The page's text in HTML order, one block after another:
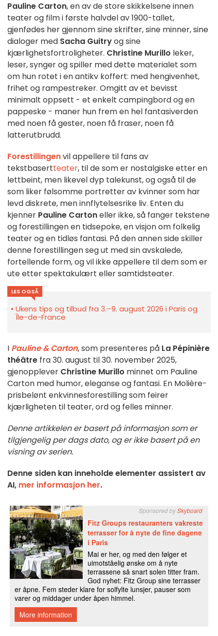
Pauline Carton, en av de store skikkelsene innen
teater og film i første halvdel av 1900-tallet,
gjenfødes her gjennom sine skrifter, sine minner, sine
dialoger med Sacha Guitryog sine
kjærlighetsfortroligheter. Christine Murillo leker,
leser, synger og spiller med dette materialet som
om hun rotet i en antikv koffert: med hengivenhet,
frihet og rampestreker. Omgitt av et bevisst
minimalt oppsett - et enkelt campingbord og en
pappeske - maner hun frem en hel fantasiverden
med noen få gester, noen få fraser, noen få
latterutbrudd.
Forestillingenvil appellere til fans av
tekstbasertteater, til de som er nostalgiske etter en
lettbeint, men likevel dyp talekunst, og også til de
som liker følsomme portretter av kvinner som har
levd diskrete, men innflytelsesrike liv. Enten du
kjenner Pauline Cartoneller ikke, så fanger tekstene
og forestillingen en tidsepoke, en visjon om folkelig
teater og en tidløs fantasi. På den annen side skiller
denne forestillingen seg ut med sin avskalede,
fortellende form, og vil ikke appellere til dem som er
ute etter spektakulært eller samtidsteater.
LES OGSÅ
Ukens tips og tilbud fra 3.–9. august 2026 i Paris og
Île-de-France
I Pauline & Carton, som presenteres på La Pépinière
théâtre fra 30. august til 30. november 2025,
gjenopplever Christine Murillo minnet om Pauline
Carton med humor, eleganse og fantasi. En Molière-
prisbelønt enkvinnesforestilling som feirer
kjærligheten til teater, ord og felles minner.
Denne artikkelen er basert på informasjon som er
tilgjengelig per dags dato, og er ikke basert på en
visning av serien.
Denne siden kan inneholde elementer assistert av
AI, mer informasjon her.